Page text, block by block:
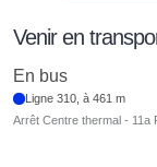
Venir en
En bus
Ligne 310, à 461 m
Arrêt Centre thermal - 11a